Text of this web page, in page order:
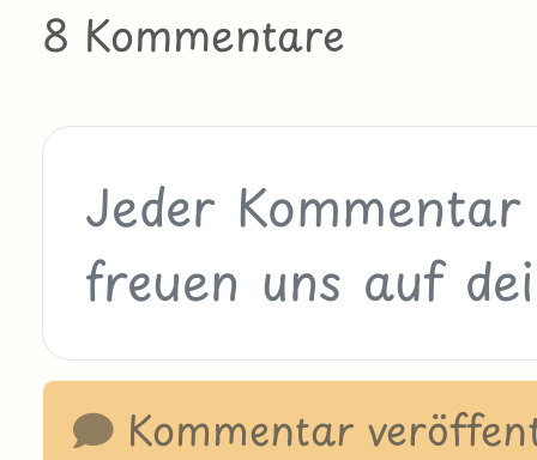
8 Kommentare
Kommentar